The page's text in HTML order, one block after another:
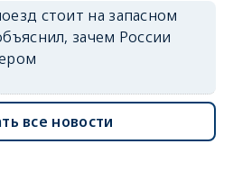
стоит на запасном
зачем России
все новости